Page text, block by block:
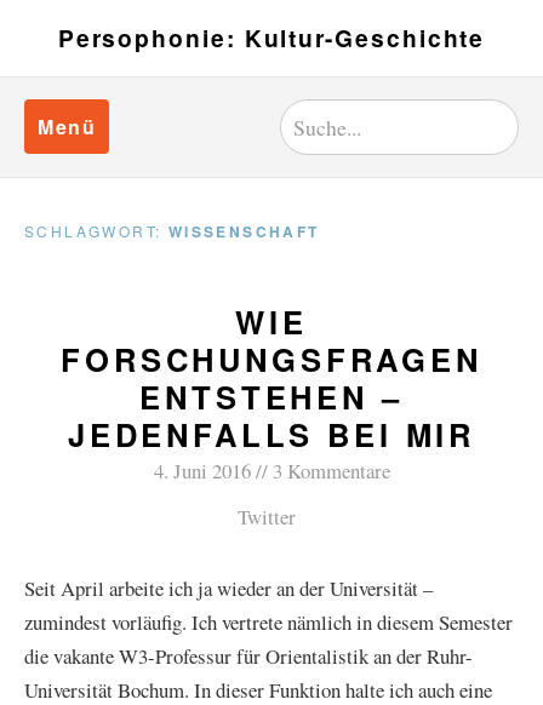
Persophonie: Kultur-Geschichte
Menü
SCHLAGWORT: WISSENSCHAFT
WIE
FORSCHUNGSFRAGEN
ENTSTEHEN –
JEDENFALLS BEI MIR
4. Juni 2016
3 Kommentare
Twitter
Seit April arbeite ich ja wieder an der Universität –
zumindest vorläufig. Ich vertrete nämlich in diesem Semester
die vakante W3-Professur für Orientalistik an der Ruhr-
Universität Bochum. In dieser Funktion halte ich auch eine